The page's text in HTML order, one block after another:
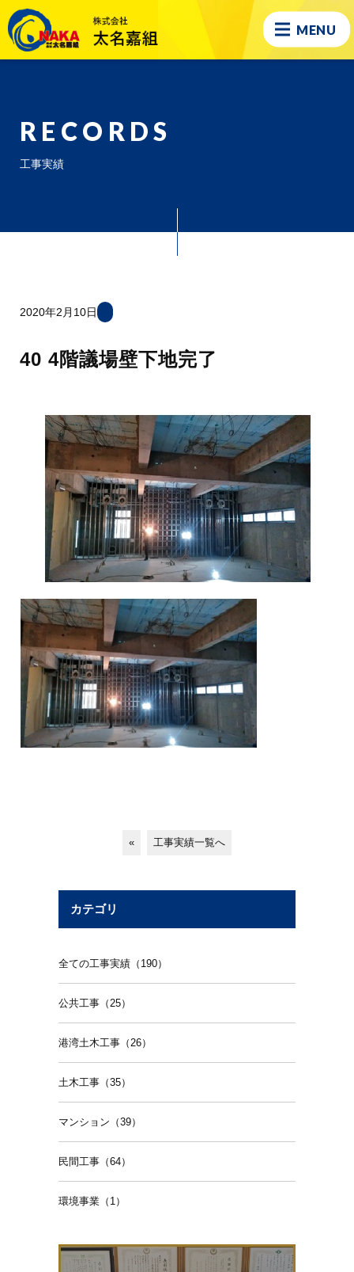
MENU
RECORDS
工事実績
2020年2月10日
40 4階議場壁下地完了
« 工事実績一覧へ
カテゴリ
全ての工事実績（190）
公共工事（25）
港湾土木工事（26）
土木工事（35）
マンション（39）
民間工事（64）
環境事業（1）